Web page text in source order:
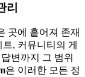
리
곳에 흩어져 존재
, 커뮤니티의 게
변까지 그 범위
은 이러한 모든 정